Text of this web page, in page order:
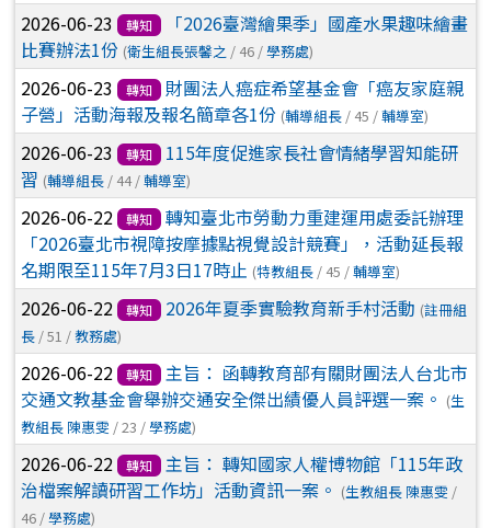
2026-06-23 轉知
「2026臺灣繪果季」國產水果趣味繪畫
比賽辦法1份 (衛生組長張馨之 / 46 /學務處)
2026-06-23 轉知
財團法人癌症希望基金會「癌友家庭親
子營」活動海報及報名簡章各1份 (輔導組長 / 45 /輔導室)
2026-06-23 轉知
115年度促進家長社會情緒學習知能研
習 (輔導組長 / 44 /輔導室)
2026-06-22 轉知
轉知臺北市勞動力重建運用處委託辦理
「2026臺北市視障按摩據點視覺設計競賽」，活動延長報
名期限至115年7月3日17時止 (特教組長 / 45 /輔導室)
2026-06-22 轉知 2026年夏季實驗教育新手村活動 (註冊組
長 / 51 /教務處)
2026-06-22 轉知
主旨： 函轉教育部有關財團法人台北市
交通文教基金會舉辦交通安全傑出績優人員評選一案。 (生
教組長 陳惠雯 / 23 /學務處)
2026-06-22 轉知
主旨： 轉知國家人權博物館「115年政
治檔案解讀研習工作坊」活動資訊一案。 (生教組長 陳惠雯 /
46 /學務處)